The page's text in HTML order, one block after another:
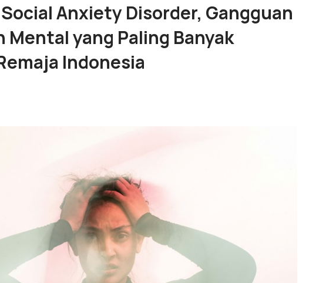
Anxiety Disorder, Gangguan
Mental yang Paling Banyak
Indonesia